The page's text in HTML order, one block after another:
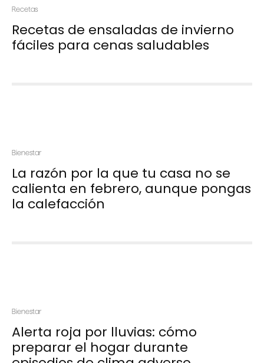
Recetas
Recetas de ensaladas de invierno
fáciles para cenas saludables
Bienestar
La razón por la que tu casa no se
calienta en febrero, aunque pongas
la calefacción
Bienestar
Alerta roja por lluvias: cómo
preparar el hogar durante